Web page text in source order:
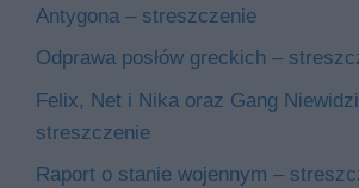
Antygona – streszczenie
Odprawa posłów greckich –
Felix, Net i Nika oraz Gang
streszczenie
Raport o stanie wojennym –